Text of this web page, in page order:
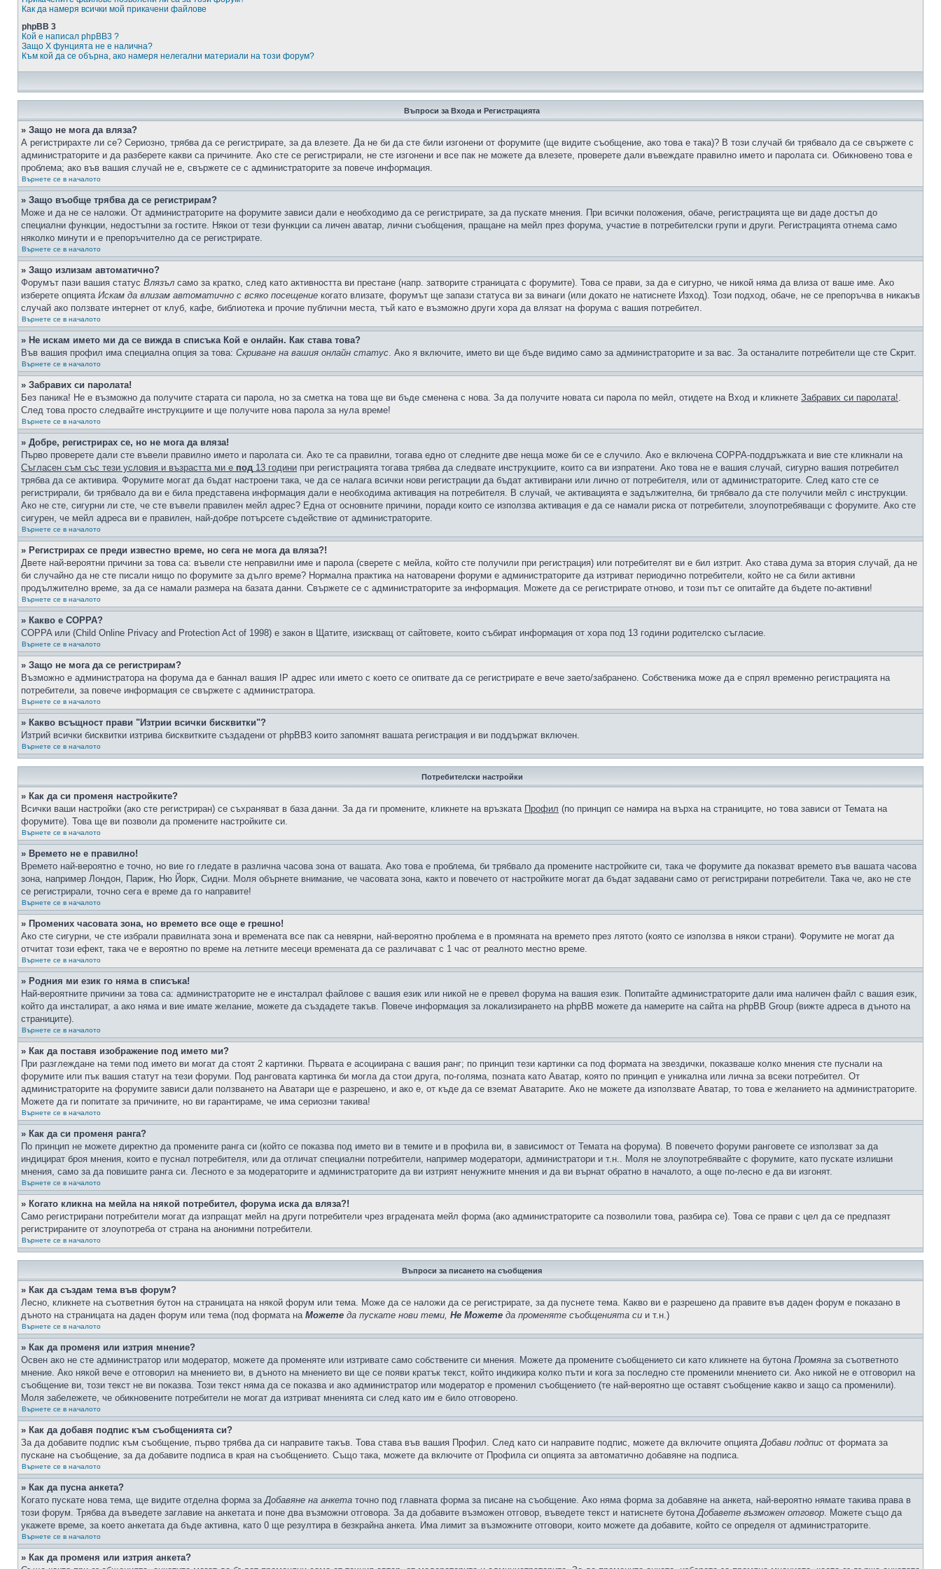
Как да намеря всички мой прикачени файлове
phpBB 3
Кой е написал phpBB3 ?
Защо X фунцията не е налична?
Към кой да се обърна, ако намеря нелегални материали на този форум?
Въпроси за Входа и Регистрацията
» Защо не мога да вляза?
А регистрирахте ли се? Сериозно, трябва да се регистрирате, за да влезете. Да не би да сте били изгонени от форумите (ще видите съобщение, ако това е така)? В този случай би трябвало да се свържете с
администраторите и да разберете какви са причините. Ако сте се регистрирали, не сте изгонени и все пак не можете да влезете, проверете дали въвеждате правилно името и паролата си. Обикновено това е
проблема; ако във вашия случай не е, свържете се с администраторите за повече информация.
Върнете се в началото
» Защо въобще трябва да се регистрирам?
Може и да не се наложи. От администраторите на форумите зависи дали е необходимо да се регистрирате, за да пускате мнения. При всички положения, обаче, регистрацията ще ви даде достъп до
специални функции, недостъпни за гостите. Някои от тези функции са личен аватар, лични съобщения, пращане на мейл през форума, участие в потребителски групи и други. Регистрацията отнема само
няколко минути и е препоръчително да се регистрирате.
Върнете се в началото
» Защо излизам автоматично?
Форумът пази вашия статус Влязъл само за кратко, след като активността ви престане (напр. затворите страницата с форумите). Това се прави, за да е сигурно, че никой няма да влиза от ваше име. Ако
изберете опцията Искам да влизам автоматично с всяко посещение когато влизате, форумът ще запази статуса ви за винаги (или докато не натиснете Изход). Този подход, обаче, не се препоръчва в никакъв
случай ако ползвате интернет от клуб, кафе, библиотека и прочие публични места, тъй като е възможно други хора да влязат на форума с вашия потребител.
Върнете се в началото
» Не искам името ми да се вижда в списъка Кой е онлайн. Как става това?
Във вашия профил има специална опция за това: Скриване на вашия онлайн статус. Ако я включите, името ви ще бъде видимо само за администраторите и за вас. За останалите потребители ще сте Скрит.
Върнете се в началото
» Забравих си паролата!
Без паника! Не е възможно да получите старата си парола, но за сметка на това ще ви бъде сменена с нова. За да получите новата си парола по мейл, отидете на Вход и кликнете Забравих си паролата!.
След това просто следвайте инструкциите и ще получите нова парола за нула време!
Върнете се в началото
» Добре, регистрирах се, но не мога да вляза!
Първо проверете дали сте въвели правилно името и паролата си. Ако те са правилни, тогава едно от следните две неща може би се е случило. Ако е включена COPPA-поддръжката и вие сте кликнали на
Съгласен съм със тези условия и възрастта ми е под 13 години при регистрацията тогава трябва да следвате инструкциите, които са ви изпратени. Ако това не е вашия случай, сигурно вашия потребител
трябва да се активира. Форумите могат да бъдат настроени така, че да се налага всички нови регистрации да бъдат активирани или лично от потребителя, или от администраторите. След като сте се
регистрирали, би трябвало да ви е била представена информация дали е необходима активация на потребителя. В случай, че активацията е задължителна, би трябвало да сте получили мейл с инструкции.
Ако не сте, сигурни ли сте, че сте въвели правилен мейл адрес? Една от основните причини, поради които се използва активация е да се намали риска от потребители, злоупотребяващи с форумите. Ако сте
сигурен, че мейл адреса ви е правилен, най-добре потърсете съдействие от администраторите.
Върнете се в началото
» Регистрирах се преди известно време, но сега не мога да вляза?!
Двете най-вероятни причини за това са: въвели сте неправилни име и парола (сверете с мейла, който сте получили при регистрация) или потребителят ви е бил изтрит. Ако става дума за втория случай, да не
би случайно да не сте писали нищо по форумите за дълго време? Нормална практика на натоварени форуми е администраторите да изтриват периодично потребители, който не са били активни
продължително време, за да се намали размера на базата данни. Свържете се с администраторите за информация. Можете да се регистрирате отново, и този път се опитайте да бъдете по-активни!
Върнете се в началото
» Какво е COPPA?
COPPA или (Child Online Privacy and Protection Act of 1998) е закон в Щатите, изискващ от сайтовете, които събират информация от хора под 13 години родителско съгласие.
Върнете се в началото
» Защо не мога да се регистрирам?
Възможно е администратора на форума да е баннал вашия IP адрес или името с което се опитвате да се регистрирате е вече заето/забранено. Собственика може да е спрял временно регистрацията на
потребители, за повече информация се свържете с администратора.
Върнете се в началото
» Какво всъщност прави "Изтрии всички бисквитки"?
Изтрий всички бисквитки изтрива бисквитките създадени от phpBB3 които запомнят вашата регистрация и ви поддържат включен.
Върнете се в началото
Потребителски настройки
» Как да си променя настройките?
Всички ваши настройки (ако сте регистриран) се съхраняват в база данни. За да ги промените, кликнете на връзката Профил (по принцип се намира на върха на страниците, но това зависи от Темата на
форумите). Това ще ви позволи да промените настройките си.
Върнете се в началото
» Времето не е правилно!
Времето най-вероятно е точно, но вие го гледате в различна часова зона от вашата. Ако това е проблема, би трябвало да промените настройките си, така че форумите да показват времето във вашата часова
зона, например Лондон, Париж, Ню Йорк, Сидни. Моля обърнете внимание, че часовата зона, както и повечето от настройките могат да бъдат задавани само от регистрирани потребители. Така че, ако не сте
се регистрирали, точно сега е време да го направите!
Върнете се в началото
» Промених часовата зона, но времето все още е грешно!
Ако сте сигурни, че сте избрали правилната зона и времената все пак са невярни, най-вероятно проблема е в промяната на времето през лятото (която се използва в някои страни). Форумите не могат да
отчитат този ефект, така че е вероятно по време на летните месеци времената да се различават с 1 час от реалното местно време.
Върнете се в началото
» Родния ми език го няма в списъка!
Най-вероятните причини за това са: администраторите не е инсталрал файлове с вашия език или никой не е превел форума на вашия език. Попитайте администраторите дали има наличен файл с вашия език,
който да инсталират, а ако няма и вие имате желание, можете да създадете такъв. Повече информация за локализирането на phpBB можете да намерите на сайта на phpBB Group (вижте адреса в дъното на
страниците).
Върнете се в началото
» Как да поставя изображение под името ми?
При разглеждане на теми под името ви могат да стоят 2 картинки. Първата е асоциирана с вашия ранг; по принцип тези картинки са под формата на звездички, показваше колко мнения сте пуснали на
форумите или пък вашия статут на тези форуми. Под ранговата картинка би могла да стои друга, по-голяма, позната като Аватар, която по принцип е уникална или лична за всеки потребител. От
администраторите на форумите зависи дали ползването на Аватари ще е разрешено, и ако е, от къде да се вземат Аватарите. Ако не можете да използвате Аватар, то това е желанието на администраторите.
Можете да ги попитате за причините, но ви гарантираме, че има сериозни такива!
Върнете се в началото
» Как да си променя ранга?
По принцип не можете директно да промените ранга си (който се показва под името ви в темите и в профила ви, в зависимост от Темата на форума). В повечето форуми ранговете се използват за да
индицират броя мнения, които е пуснал потребителя, или да отличат специални потребители, например модератори, администратори и т.н.. Моля не злоупотребявайте с форумите, като пускате излишни
мнения, само за да повишите ранга си. Лесното е за модераторите и администраторите да ви изтрият ненужните мнения и да ви върнат обратно в началото, а още по-лесно е да ви изгонят.
Върнете се в началото
» Когато кликна на мейла на някой потребител, форума иска да вляза?!
Само регистрирани потребители могат да изпращат мейл на други потребители чрез вградената мейл форма (ако администраторите са позволили това, разбира се). Това се прави с цел да се предпазят
регистрираните от злоупотреба от страна на анонимни потребители.
Върнете се в началото
Въпроси за писането на съобщения
» Как да създам тема във форум?
Лесно, кликнете на съответния бутон на страницата на някой форум или тема. Може да се наложи да се регистрирате, за да пуснете тема. Какво ви е разрешено да правите във даден форум е показано в
дъното на страницата на даден форум или тема (под формата на Можете да пускате нови теми, Не Можете да променяте съобщенията си и т.н.)
Върнете се в началото
» Как да променя или изтрия мнение?
Освен ако не сте администратор или модератор, можете да променяте или изтривате само собствените си мнения. Можете да промените съобщението си като кликнете на бутона Промяна за съответното
мнение. Ако някой вече е отговорил на мнението ви, в дъното на мнението ви ще се появи кратък текст, който индикира колко пъти и кога за последно сте променили мнението си. Ако никой не е отговорил на
съобщение ви, този текст не ви показва. Този текст няма да се показва и ако администратор или модератор е променил съобщението (те най-вероятно ще оставят съобщение какво и защо са променили).
Моля забележете, че обикновените потребители не могат да изтриват мненията си след като им е било отговорено.
Върнете се в началото
» Как да добавя подпис към съобщенията си?
За да добавите подпис към съобщение, първо трябва да си направите такъв. Това става във вашия Профил. След като си направите подпис, можете да включите опциятаДобави подпис от формата за
пускане на съобщение, за да добавите подписа в края на съобщението. Също така, можете да включите от Профила си опцията за автоматично добавяне на подписа.
Върнете се в началото
» Как да пусна анкета?
Когато пускате нова тема, ще видите отделна форма заДобавяне на анкета точно под главната форма за писане на съобщение. Ако няма форма за добавяне на анкета, най-вероятно нямате такива права в
този форум. Трябва да въведете заглавие на анкетата и поне два възможни отговора. За да добавите възможен отговор, въведете текст и натиснете бутонаДобавете възможен отговор. Можете също да
укажете време, за което анкетата да бъде активна, като 0 ще резултира в безкрайна анкета. Има лимит за възможните отговори, които можете да добавите, който се определя от администраторите.
Върнете се в началото
» Как да променя или изтрия анкета?